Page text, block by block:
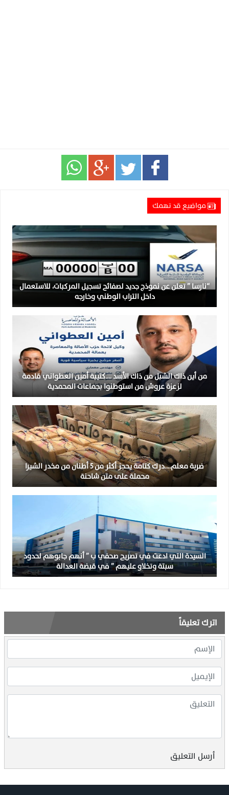
مواضيع قد تهمك
“نارسا ” تعلن عن نموذج جديد لصفائح تسجيل المركبات، للاستعمال
داخل التراب الوطني وخارجه
من أين ذاك الشبل من ذاك الأسد ….كتيبة أمين العطواني قادمة
لزعزة عروش من استوطنوا بجماعات المحمدية
ضربة معلم….درك كتامة يحجز أكثر من 5 أطنان من مخدر الشيرا
محملة على متن شاحنة
السيدة التي ادعت في تصريح صحفي ب ” أنهم جابوهم لحدود
سبتة وتخلاو عليهم ” في قبضة العدالة
اترك تعليقاً
أرسل التعليق